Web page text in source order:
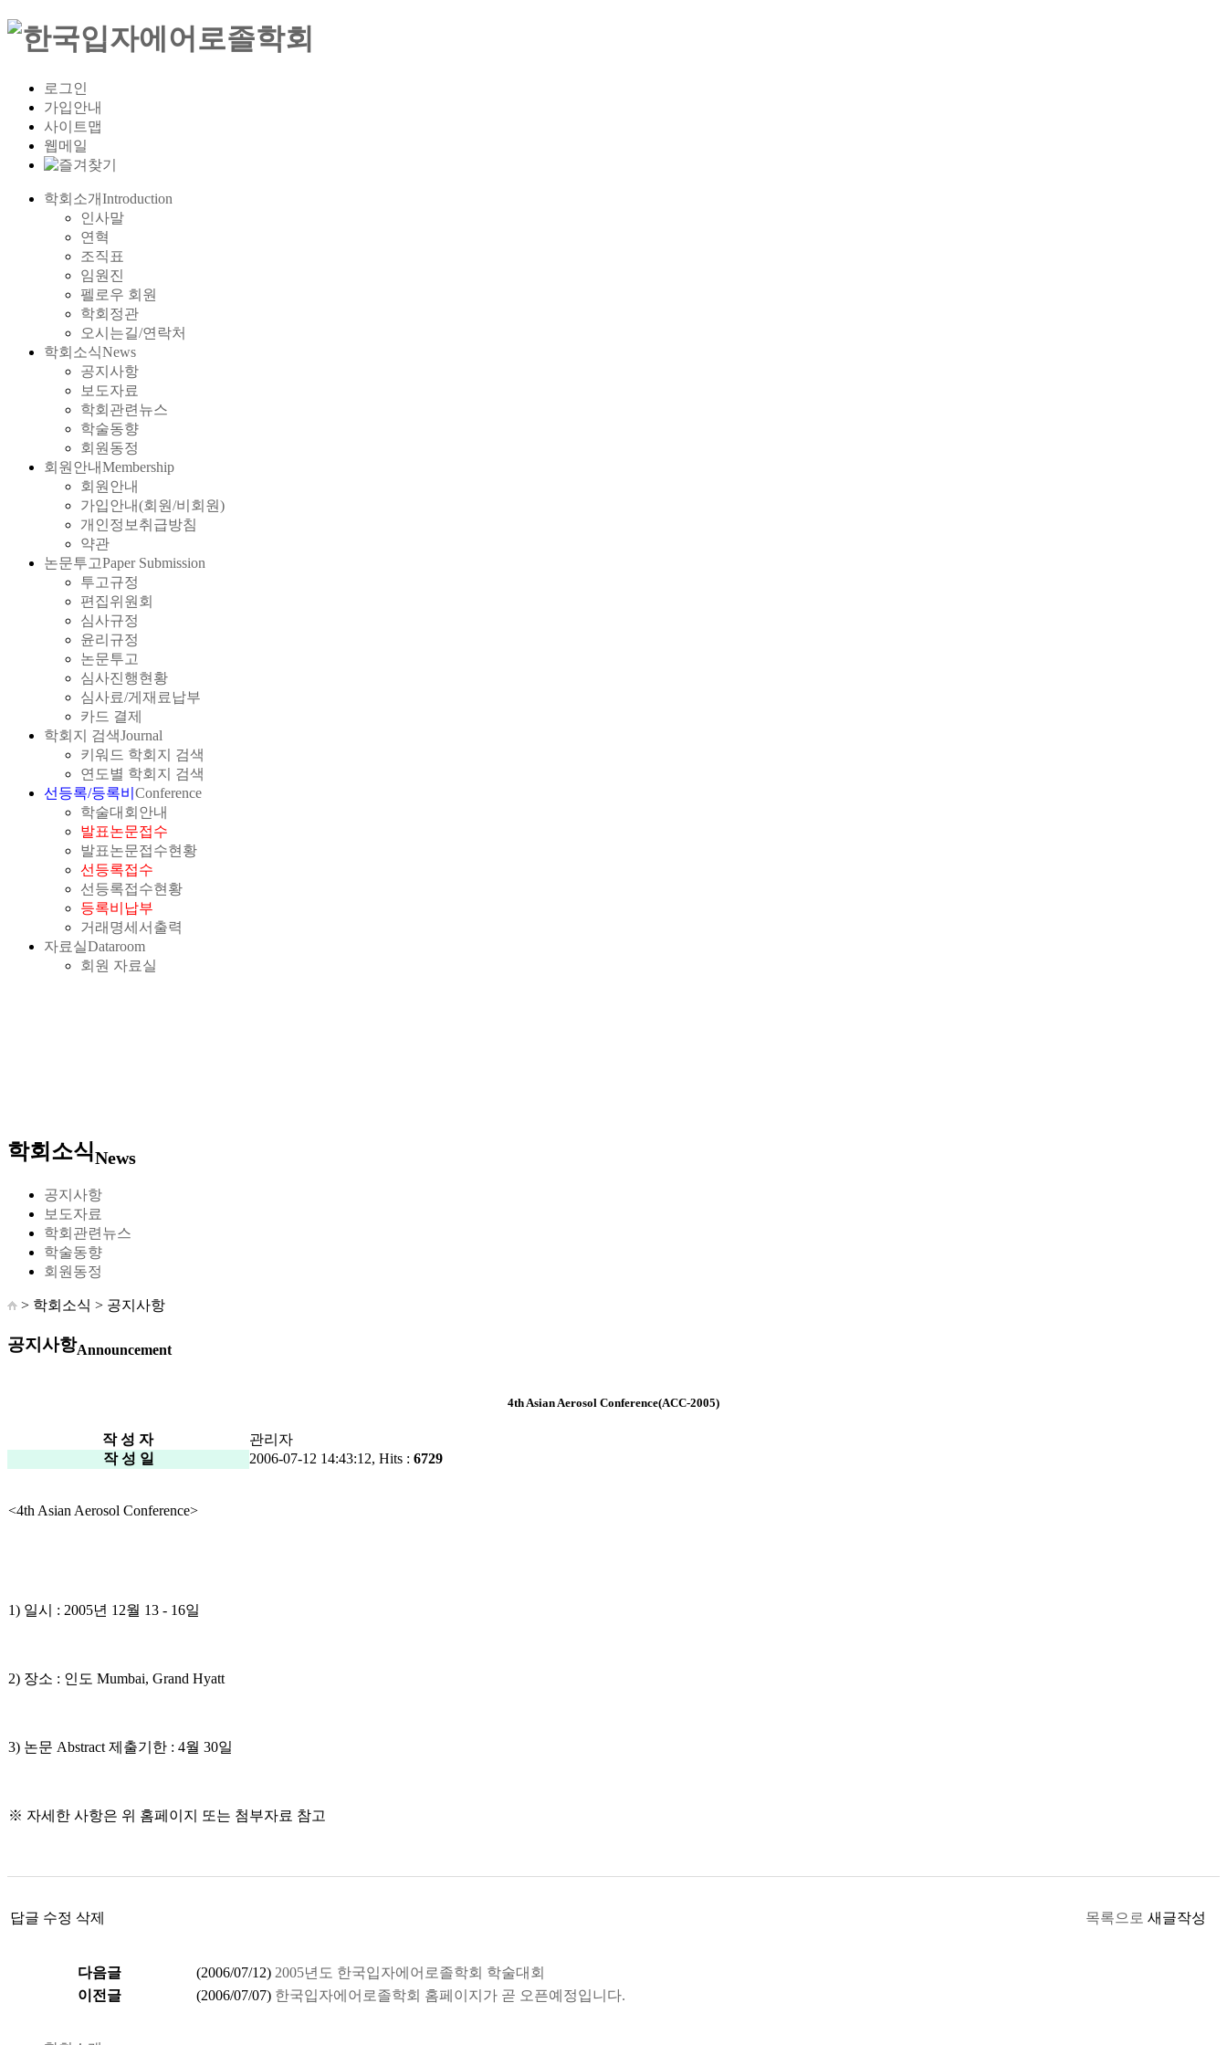
로그인
가입안내
사이트맵
웹메일
학회소개Introduction
인사말
연혁
조직표
임원진
펠로우 회원
학회정관
오시는길/연락처
학회소식News
공지사항
보도자료
학회관련뉴스
학술동향
회원동정
회원안내Membership
회원안내
가입안내(회원/비회원)
개인정보취급방침
약관
논문투고Paper Submission
투고규정
편집위원회
심사규정
윤리규정
논문투고
심사진행현황
심사료/게재료납부
카드 결제
학회지 검색Journal
키워드 학회지 검색
연도별 학회지 검색
선등록/등록비 Conference
학술대회안내
발표논문접수
발표논문접수현황
선등록접수
선등록접수현황
등록비납부
거래명세서출력
자료실Dataroom
회원 자료실
학회소식News
공지사항
보도자료
학회관련뉴스
학술동향
회원동정
> 학회소식 > 공지사항
공지사항Announcement
4th Asian Aerosol Conference(ACC-2005)
작 성 자
관리자
작 성 일
2006-07-12 14:43:12, Hits : 6729
<4th Asian Aerosol Conference>
1) 일시 : 2005년 12월 13 - 16일
2) 장소 : 인도 Mumbai, Grand Hyatt
3) 논문 Abstract 제출기한 : 4월 30일
※ 자세한 사항은 위 홈페이지 또는 첨부자료 참고
답글 수정 삭제 목록으로 새글작성
다음글 (2006/07/12) 2005년도 한국입자에어로졸학회 학술대회
이전글
(2006/07/07) 한국입자에어로졸학회 홈페이지가 곧 오픈예정입니다.